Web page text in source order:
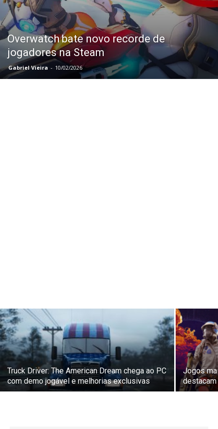
Overwatch bate novo recorde de
jogadores na Steam
Gabriel Vieira - 10/02/2026
Truck Driver: The American Dream chega ao PC
com demo jogável e melhorias exclusivas
Jogos